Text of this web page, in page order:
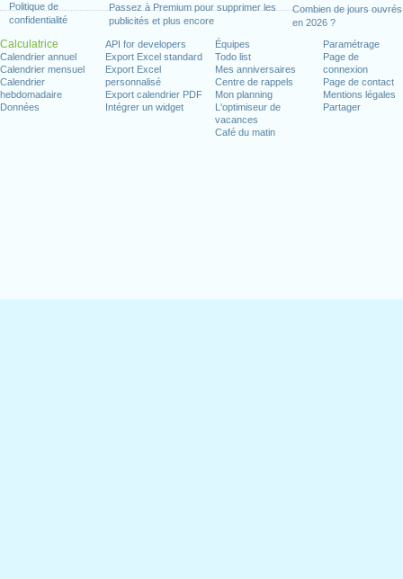
Politique de
confidentialité
Passez à Premium pour supprimer les
publicités et plus encore
Combien de jours ouvrés
en 2026 ?
Calculatrice
Calendrier annuel
Calendrier mensuel
Calendrier
hebdomadaire
Données
API for developers
Export Excel standard
Export Excel
personnalisé
Export calendrier PDF
Intégrer un widget
Équipes
Todo list
Mes anniversaires
Centre de rappels
Mon planning
L'optimiseur de
vacances
Café du matin
Paramétrage
Page de
connexion
Page de contact
Mentions légales
Partager